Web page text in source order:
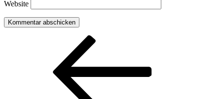
Website
Beitragsnavigation